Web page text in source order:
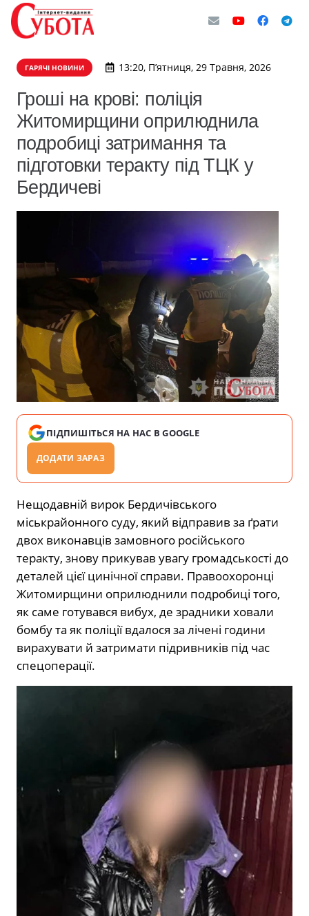
ГАРЯЧІ НОВИНИ 13:20, П’ятниця, 29 Травня, 2026
Гроші на крові: поліція
Житомирщини оприлюднила
подробиці затримання та
підготовки теракту під ТЦК у
Бердичеві
ПІДПИШІТЬСЯ НА НАС В GOOGLE
ДОДАТИ ЗАРАЗ
Нещодавній вирок Бердичівського
міськрайонного суду, який відправив за ґрати
двох виконавців замовного російського
теракту, знову прикував увагу громадськості до
деталей цієї цинічної справи. Правоохоронці
Житомирщини оприлюднили подробиці того,
як саме готувався вибух, де зрадники ховали
бомбу та як поліції вдалося за лічені години
вирахувати й затримати підривників під час
спецоперації.